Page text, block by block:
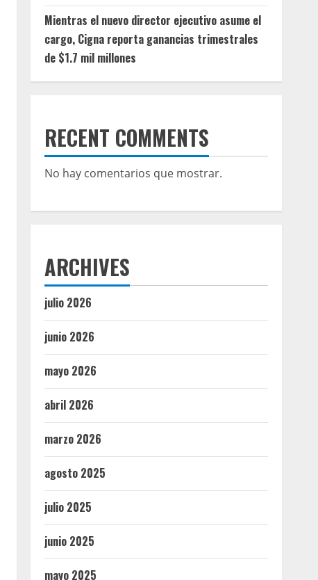
Mientras el nuevo director ejecutivo asume el
cargo, Cigna reporta ganancias trimestrales
de $1.7 mil millones
RECENT COMMENTS
No hay comentarios que mostrar.
ARCHIVES
julio 2026
junio 2026
mayo 2026
abril 2026
marzo 2026
agosto 2025
julio 2025
junio 2025
mayo 2025